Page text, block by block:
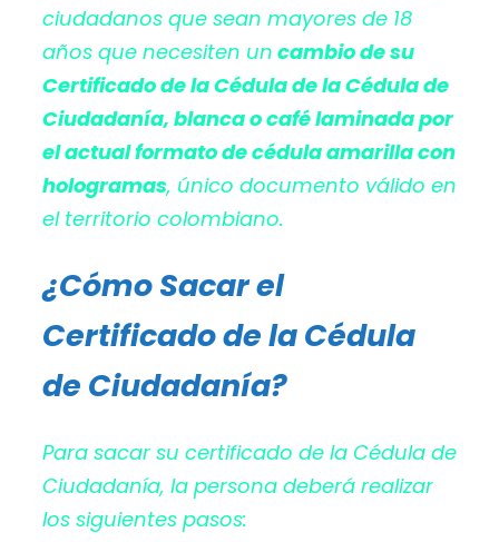
ciudadanos que sean mayores de 18
años que necesiten un cambio de su
Certificado de la Cédula de la Cédula de
Ciudadanía, blanca o café laminada por
el actual formato de cédula amarilla con
hologramas, único documento válido en
el territorio colombiano.
¿Cómo Sacar el
Certificado de la Cédula
de Ciudadanía?
Para sacar su certificado de la Cédula de
Ciudadanía, la persona deberá realizar
los siguientes pasos: